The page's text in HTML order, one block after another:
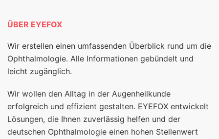
ÜBER EYEFOX
Wir erstellen einen umfassenden Überblick rund um die
Ophthalmologie. Alle Informationen gebündelt und
leicht zugänglich.
Wir wollen den Alltag in der Augenheilkunde
erfolgreich und effizient gestalten. EYEFOX entwickelt
Lösungen, die Ihnen zuverlässig helfen und der
deutschen Ophthalmologie einen hohen Stellenwert